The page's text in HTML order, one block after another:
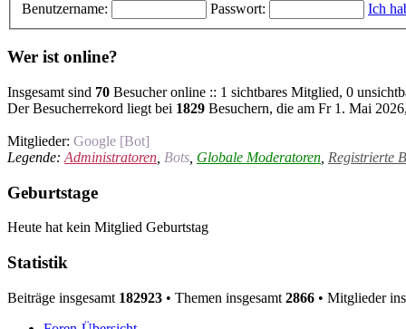
Benutzername: Passwort: Ich
Wer ist online?
Insgesamt sind 70 Besucher online :: 1 sichtbares Mitglied, 0
Der Besucherrekord liegt bei 1829 Besuchern, die am Fr 1. Mai
Mitglieder: Google [Bot]
Legende: Administratoren Bots Globale Moderatoren Registrierte
Geburtstage
Heute hat kein Mitglied Geburtstag
Statistik
Beiträge insgesamt 182923 • Themen insgesamt 2866 • Mitglieder